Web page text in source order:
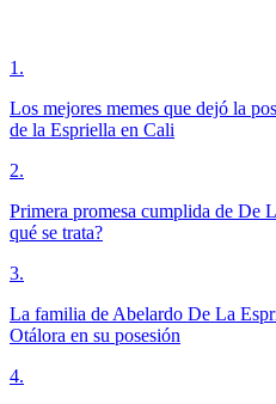
1 .
Los mejores memes que dejó la
de la Espriella en Cali
2.
Primera promesa cumplida de De
qué se trata?
3.
La familia de Abelardo De La
Otálora en su posesión
4.